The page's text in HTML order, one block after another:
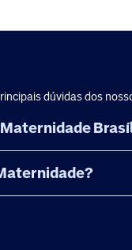
dúvidas dos